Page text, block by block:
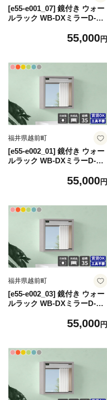
[e55-e001_07] 鏡付き ウォー
ルラック WB-DXミラーD-S
で開閉できるミラー扉付き！
けラック 北欧風 木製 収納】
【カラー：オーク】
55,000円
福井県越前町
[e55-e002_01] 鏡付き ウォー
ルラック WB-DXミラーD-S
ー」ワンプッシュで開閉でき
55,000円
福井県越前町
[e55-e002_03] 鏡付き ウォー
ルラック WB-DXミラーD-S
ー」ワンプッシュで開閉でき
55,000円